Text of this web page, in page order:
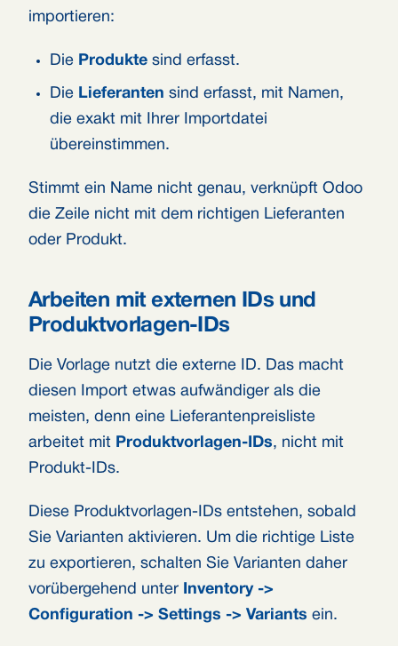
importieren:
Die Produkte sind erfasst.
Die Lieferanten sind erfasst, mit Namen,
die exakt mit Ihrer Importdatei
übereinstimmen.
Stimmt ein Name nicht genau, verknüpft Odoo
die Zeile nicht mit dem richtigen Lieferanten
oder Produkt.
Arbeiten mit externen IDs und
Produktvorlagen-IDs
Die Vorlage nutzt die externe ID. Das macht
diesen Import etwas aufwändiger als die
meisten, denn eine Lieferantenpreisliste
arbeitet mit Produktvorlagen-IDs, nicht mit
Produkt-IDs.
Diese Produktvorlagen-IDs entstehen, sobald
Sie Varianten aktivieren. Um die richtige Liste
zu exportieren, schalten Sie Varianten daher
vorübergehend unter
Inventory ->
Configuration -> Settings -> Variants ein.